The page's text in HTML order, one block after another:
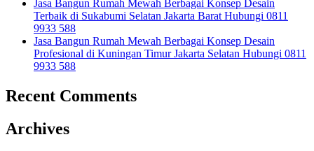
Jasa Bangun Rumah Mewah Berbagai Konsep Desain
Terbaik di Sukabumi Selatan Jakarta Barat Hubungi 0811
9933 588
Jasa Bangun Rumah Mewah Berbagai Konsep Desain
Profesional di Kuningan Timur Jakarta Selatan Hubungi 0811
9933 588
Recent Comments
Archives